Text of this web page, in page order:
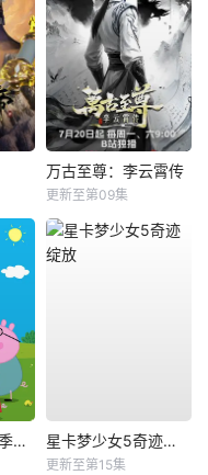
万古至尊：李云霄传
更新至第09集
小猪佩奇第十二季国语 星卡梦少女5奇迹绽放
更新至第15集